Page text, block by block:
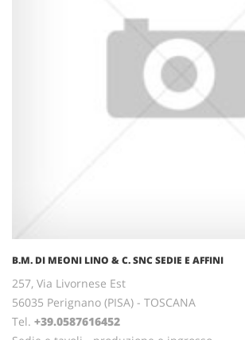
B.M. DI MEONI LINO & C. SNC SEDIE E AFFINI
257, Via Livornese Est
56035 Perignano (PISA) - TOSCANA
Tel. +39.0587616452